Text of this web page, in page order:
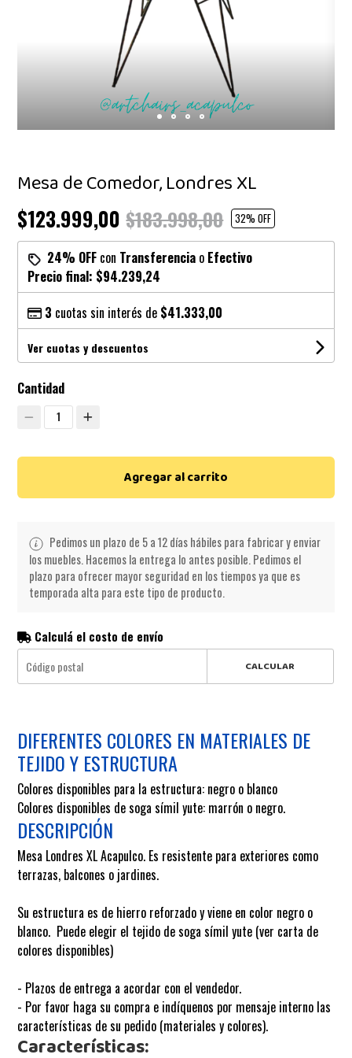
Mesa de Comedor, Londres XL
$123.999,00$183.998,00 32% OFF
24% OFF con Transferencia o Efectivo
Precio final: $94.239,24
3 cuotas sin interés de $41.333,00
Ver cuotas y descuentos
Cantidad
1
Agregar al carrito
Pedimos un plazo de 5 a 12 días hábiles para fabricar y enviar
los muebles. Hacemos la entrega lo antes posible. Pedimos el
plazo para ofrecer mayor seguridad en los tiempos ya que es
temporada alta para este tipo de producto.
Calculá el costo de envío
CALCULAR
DIFERENTES COLORES EN MATERIALES DE
TEJIDO Y ESTRUCTURA
Colores disponibles para la estructura: negro o blanco
Colores disponibles de soga símil yute: marrón o negro.
DESCRIPCIÓN
Mesa Londres XL Acapulco. Es resistente para exteriores como
terrazas, balcones o jardines.
Su estructura es de hierro reforzado y viene en color negro o
blanco. Puede elegir el tejido de soga símil yute (ver carta de
colores disponibles)
- Plazos de entrega a acordar con el vendedor.
- Por favor haga su compra e indíquenos por mensaje interno las
características de su pedido (materiales y colores).
Características: